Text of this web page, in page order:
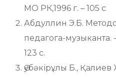
МО РК,1996 г. – 105 с
Абдуллин Э.Б.
педагога-музыканта.
123 с.
Әубәкірұлы Б., Қалиев